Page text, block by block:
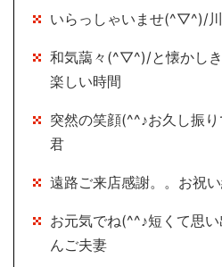
いらっしゃいませ(^▽^)/
和気藹々(^▽^)/と懐かし
楽しい時間
突然の笑顔(^^♪お久し振
君
遠路ご来店感謝。。お祝
お元気でね(^^♪短くて思
んご夫妻